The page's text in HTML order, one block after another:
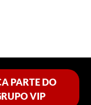
PARTE DO
VIP